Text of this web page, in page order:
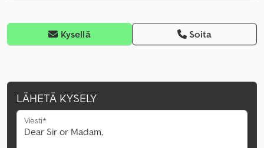
Kysellä Soita
LÄHETÄ KYSELY
Viesti*